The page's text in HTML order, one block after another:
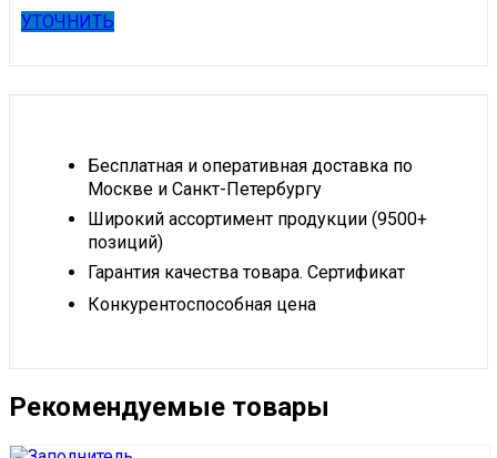
УТОЧНИТЬ
Бесплатная и оперативная доставка по
Москве и Санкт-Петербургу
Широкий ассортимент продукции (9500+
позиций)
Гарантия качества товара. Сертификат
Конкурентоспособная цена
Рекомендуемые товары